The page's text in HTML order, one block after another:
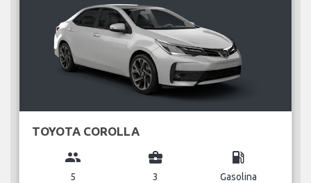
TOYOTA COROLLA
group
5
business_center
3
local_gas_station
Gasolina